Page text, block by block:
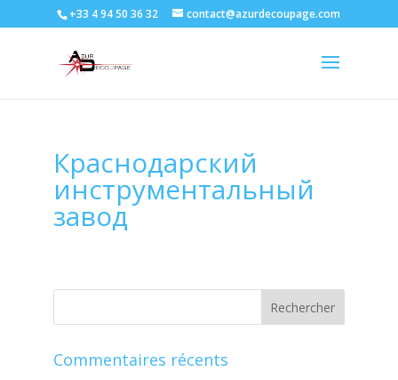
+33 4 94 50 36 32 contact@azurdecoupage.com
Краснодарский
инструментальный
завод
Commentaires récents